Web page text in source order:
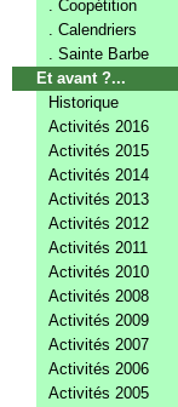
. Coopétition
. Calendriers
. Sainte Barbe
Et avant ?...
Historique
Activités 2016
Activités 2015
Activités 2014
Activités 2013
Activités 2012
Activités 2011
Activités 2010
Activités 2008
Activités 2009
Activités 2007
Activités 2006
Activités 2005